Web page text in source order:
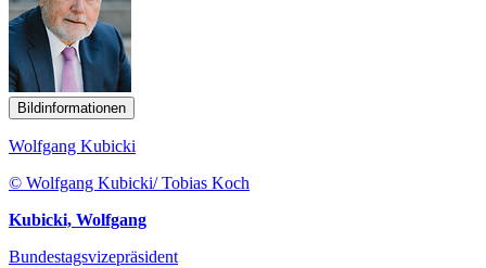
Bildinformationen
Wolfgang Kubicki
© Wolfgang Kubicki/ Tobias Koch
Kubicki, Wolfgang
Bundestagsvizepräsident